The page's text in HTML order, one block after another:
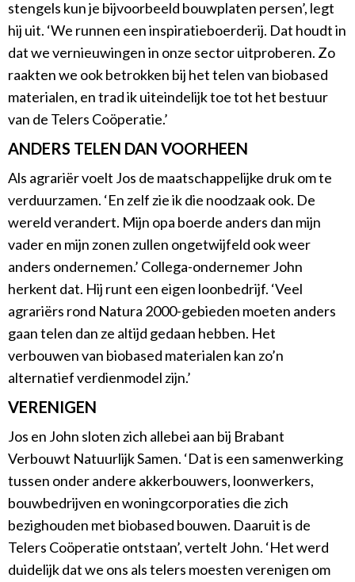
stengels kun je bijvoorbeeld bouwplaten persen’, legt
hij uit. ‘We runnen een inspiratieboerderij. Dat houdt in
dat we vernieuwingen in onze sector uitproberen. Zo
raakten we ook betrokken bij het telen van biobased
materialen, en trad ik uiteindelijk toe tot het bestuur
van de Telers Coöperatie.’
ANDERS TELEN DAN VOORHEEN
Als agrariër voelt Jos de maatschappelijke druk om te
verduurzamen. ‘En zelf zie ik die noodzaak ook. De
wereld verandert. Mijn opa boerde anders dan mijn
vader en mijn zonen zullen ongetwijfeld ook weer
anders ondernemen.’ Collega-ondernemer John
herkent dat. Hij runt een eigen loonbedrijf. ‘Veel
agrariërs rond Natura 2000-gebieden moeten anders
gaan telen dan ze altijd gedaan hebben. Het
verbouwen van biobased materialen kan zo’n
alternatief verdienmodel zijn.’
VERENIGEN
Jos en John sloten zich allebei aan bij Brabant
Verbouwt Natuurlijk Samen. ‘Dat is een samenwerking
tussen onder andere akkerbouwers, loonwerkers,
bouwbedrijven en woningcorporaties die zich
bezighouden met biobased bouwen. Daaruit is de
Telers Coöperatie ontstaan’, vertelt John. ‘Het werd
duidelijk dat we ons als telers moesten verenigen om